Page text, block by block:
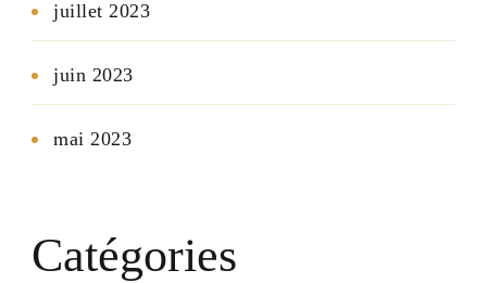
juillet 2023
juin 2023
mai 2023
Catégories